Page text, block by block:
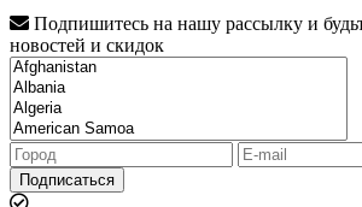
Подпишитесь на нашу рассылку и
новостей и скидок
Подписаться